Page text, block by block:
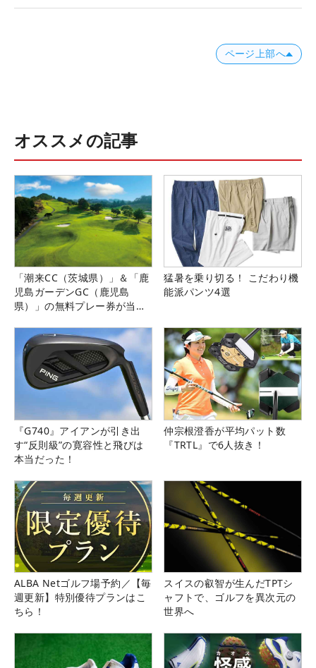
ページ上部へ
オススメの記事
「潮来CC（茨城県）」＆「鹿
児島ガーデンGC（鹿児島
県）」の無料プレー券が当た
猛暑を乗り切る！ こだわり機
能派パンツ4選
『G740』アイアンが引き出
す“反則級”の寛容性と飛びは
本当だった！
仲宗根澄香が平均パット数
『TRTL』で6人抜き！
ALBA Netゴルフ場予約／【毎
週更新】特別優待プランはこ
ちら！
スイスの叡智が生んだTPTシ
ャフトで、ゴルフを異次元の
世界へ